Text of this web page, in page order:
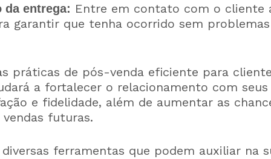
da entrega: Entre em contato com o cliente
garantir que tenha ocorrido sem
práticas de pós-venda eficiente para
a fortalecer o relacionamento com
e fidelidade, além de aumentar as
futuras.
diversas ferramentas que podem auxiliar na